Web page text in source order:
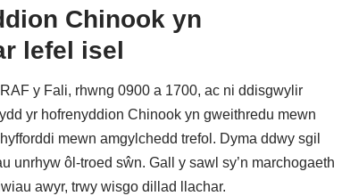
Chinook yn
lefel isel
y Fali, rhwng 0900 a 1700, ac ni ddisgwylir
yr hofrenyddion Chinook yn gweithredu mewn
mewn amgylchedd trefol. Dyma ddwy sgil
unrhyw ôl-troed sŵn. Gall y sawl sy’n marchogaeth
awyr, trwy wisgo dillad llachar.